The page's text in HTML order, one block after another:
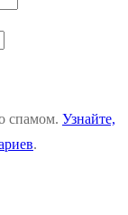
спамом. Узнайте,
.